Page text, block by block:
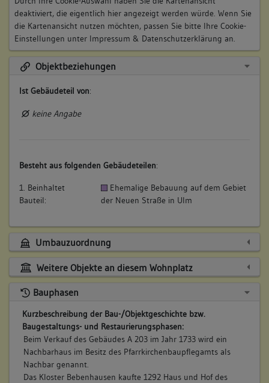
deaktiviert, die eigentlich hier angezeigt werden würde. Wenn Sie
die Kartenansicht nutzen möchten, passen Sie bitte Ihre Cookie-
Einstellungen unter Impressum & Datenschutzerklärung an.
Objektbeziehungen
Ist Gebäudeteil von:
keine Angabe
Besteht aus folgenden Gebäudeteilen:
1. Beinhaltet
Bauteil:
Ehemalige Bebauung auf dem Gebiet
der Neuen Straße in Ulm
Umbauzuordnung
Weitere Objekte an diesem Wohnplatz
Bauphasen
Kurzbeschreibung der Bau-/Objektgeschichte bzw.
Baugestaltungs- und Restaurierungsphasen:
Beim Verkauf des Gebäudes A 203 im Jahr 1733 wird ein
Nachbarhaus im Besitz des Pfarrkirchenbaupflegamts als
Nachbar genannt.
Das Kloster Bebenhausen kaufte 1292 Haus und Hof des